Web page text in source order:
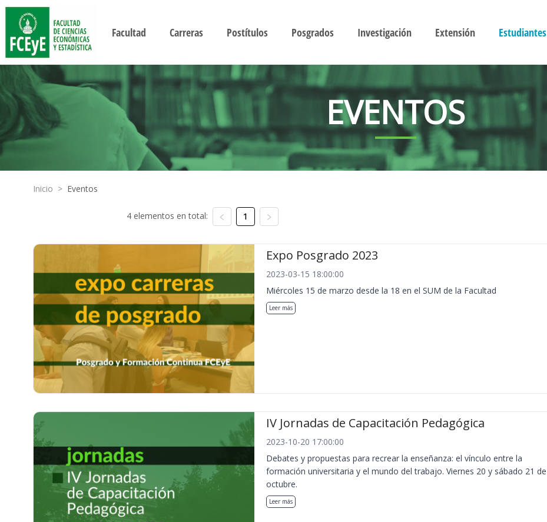
Facultad Carreras Postítulos Posgrados Investigación Extensión Estudiantes
EVENTOS
Inicio > Eventos
4 elementos en total: 1
Expo Posgrado 2023
2023-03-15 18:00:00
Miércoles 15 de marzo desde la 18 en el SUM de la Facultad
Leer más
IV Jornadas de Capacitación Pedagógica
2023-10-20 17:00:00
Debates y propuestas para recrear la enseñanza: el vínculo entre la
formación universitaria y el mundo del trabajo. Viernes 20 y sábado 21 de
octubre.
Leer más